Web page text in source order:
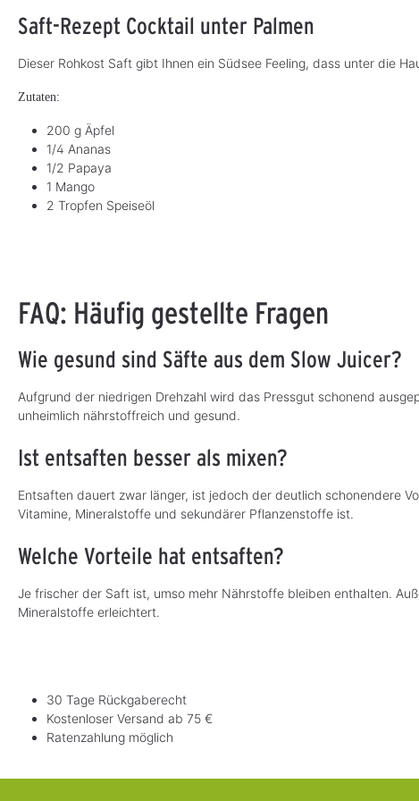
Saft-Rezept Cocktail unter Palmen
Dieser Rohkost Saft gibt Ihnen ein Südsee Feeling, dass unter die
Zutaten:
200 g Äpfel
1/4 Ananas
1/2 Papaya
1 Mango
2 Tropfen Speiseöl
FAQ: Häufig gestellte Fragen
Wie gesund sind Säfte aus dem Slow Juicer?
Aufgrund der niedrigen Drehzahl wird das Pressgut schonend
unheimlich nährstoffreich und gesund.
Ist entsaften besser als mixen?
Entsaften dauert zwar länger, ist jedoch der deutlich schonendere
Vitamine, Mineralstoffe und sekundärer Pflanzenstoffe ist.
Welche Vorteile hat entsaften?
Je frischer der Saft ist, umso mehr Nährstoffe bleiben enthalten.
Mineralstoffe erleichtert.
30 Tage Rückgaberecht
Kostenloser Versand ab 75 €
Ratenzahlung möglich